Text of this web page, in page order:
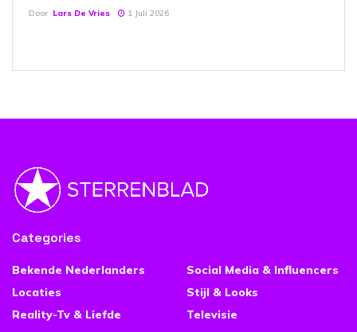
Door Lars De Vries 1 Juli 2026
Categories
Bekende Nederlanders
Locaties
Reality-Tv & Liefde
Social Media & Influencers
Stijl & Looks
Televisie